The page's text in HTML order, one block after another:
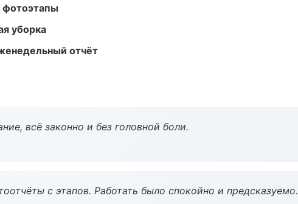
фотоэтапы
уборка
отчёт
всё законно и без головной боли.
с этапов. Работать было спокойно и предсказуемо.